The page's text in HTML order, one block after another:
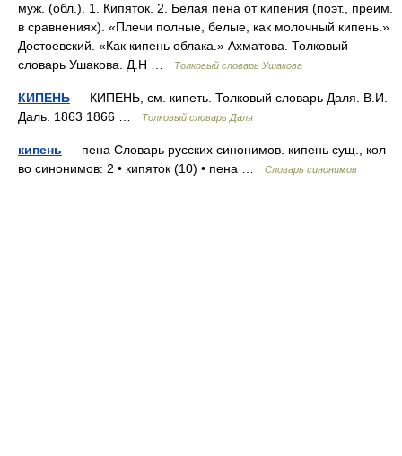
муж. (обл.). 1. Кипяток. 2. Белая пена от кипения (поэт., преим.
в сравнениях). «Плечи полные, белые, как молочный кипень.»
Достоевский. «Как кипень облака.» Ахматова. Толковый
словарь Ушакова. Д.Н …
Толковый словарь Ушакова
КИПЕНЬ — КИПЕНЬ, см. кипеть. Толковый словарь Даля. В.И.
Даль. 1863 1866 …
Толковый словарь Даля
кипень — пена Словарь русских синонимов. кипень сущ., кол
во синонимов: 2 • кипяток (10) • пена …
Словарь синонимов